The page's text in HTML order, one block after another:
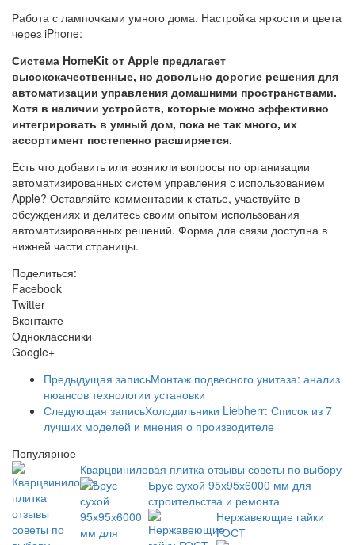
Работа с лампочками умного дома. Настройка яркости и цвета
через iPhone:
Система HomeKit от Apple предлагает
высококачественные, но довольно дорогие решения для
автоматизации управления домашними пространствами.
Хотя в наличии устройств, которые можно эффективно
интегрировать в умный дом, пока не так много, их
ассортимент постепенно расширяется.
Есть что добавить или возникли вопросы по организации
автоматизированных систем управления с использованием
Apple? Оставляйте комментарии к статье, участвуйте в
обсуждениях и делитесь своим опытом использования
автоматизированных решений. Форма для связи доступна в
нижней части страницы.
Поделиться:
Facebook
Twitter
Вконтакте
Одноклассники
Google+
Предыдущая записьМонтаж подвесного унитаза: анализ
нюансов технологии установки
Следующая записьХолодильники Liebherr: Список из 7
лучших моделей и мнения о производителе
Популярное
Кварцвиниловая плитка отзывы советы по выбору
Брус сухой 95х95х6000 мм для
строительства и ремонта
Нержавеющие гайки
ГОСТ